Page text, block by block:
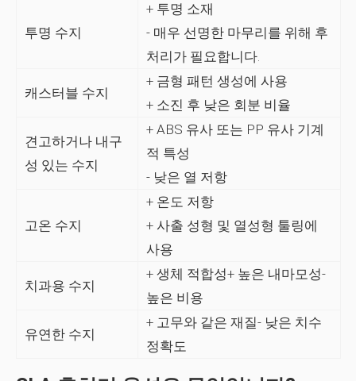
투명 수지
+ 투명 소재
- 매우 선명한 마무리를 위해 후
처리가 필요합니다.
캐스터블 수지
+ 금형 패턴 생성에 사용
+ 소진 후 낮은 회분 비율
견고하거나 내구
성 있는 수지
+ ABS 유사 또는 PP 유사 기계
적 특성
- 낮은 열 저항
고온 수지
+ 온도 저항
+ 사출 성형 및 열성형 툴링에
사용
치과용 수지
+ 생체 적합성+ 높은 내마모성-
높은 비용
유연한 수지
+ 고무와 같은 재질- 낮은 치수
정확도